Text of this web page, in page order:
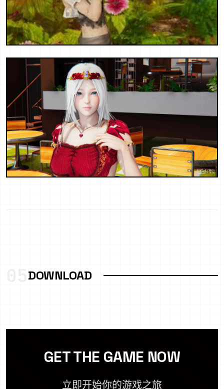
DOWNLOAD
GET THE GAME NOW
立即开始你的游戏之旅